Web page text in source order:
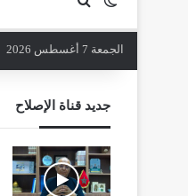
الجمعة 7 أغسطس 2026
جديد قناة الإصلاح